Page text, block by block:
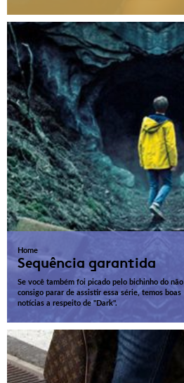
Home
Sequência garantida
Se você também foi picado pelo bichinho do não
consigo parar de assistir essa série, temos boas
notícias a respeito de "Dark".